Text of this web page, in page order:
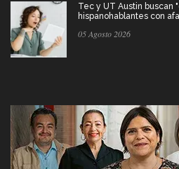
Tec y UT Austin buscan
hispanohablantes con
05 Agosto 2026